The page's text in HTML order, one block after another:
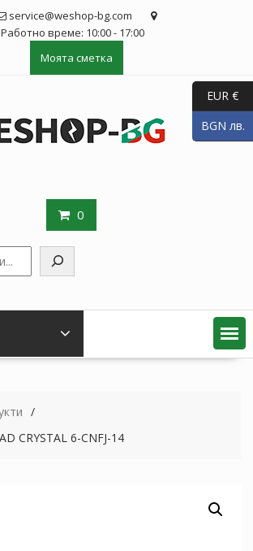
service@weshop-bg.com
Работно време: 10:00 - 17:00
Моята сметка
0
CRYSTAL 6-CNFJ-14
EUR €
BGN лв.